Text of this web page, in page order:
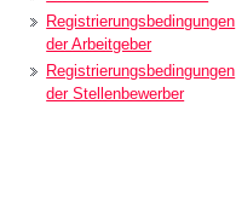
Registrierungsbedingungen
der Arbeitgeber
Registrierungsbedingungen
der Stellenbewerber